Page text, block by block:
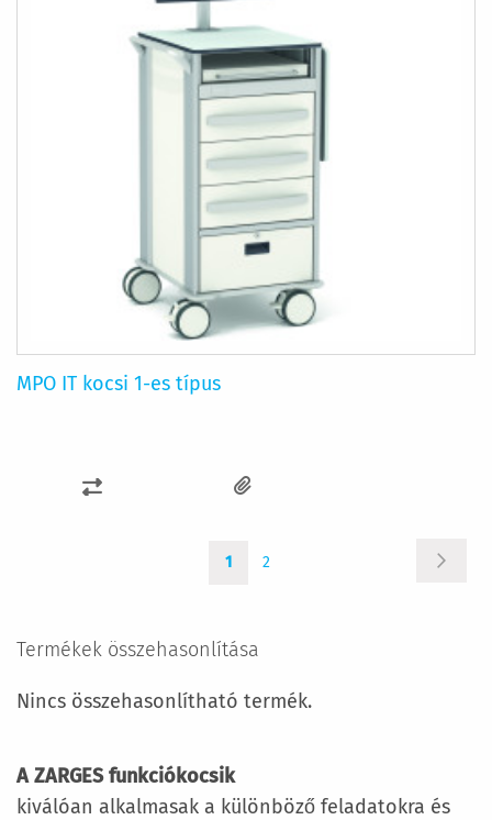
MPO IT kocsi 1-es típus
ÖSSZEHASONLÍTÁSHOZ
You're
currently
1
Oldal
2
Termékek összehasonlítása
Nincs összehasonlítható termék.
A ZARGES funkciókocsik
kiválóan alkalmasak a különböző feladatokra és